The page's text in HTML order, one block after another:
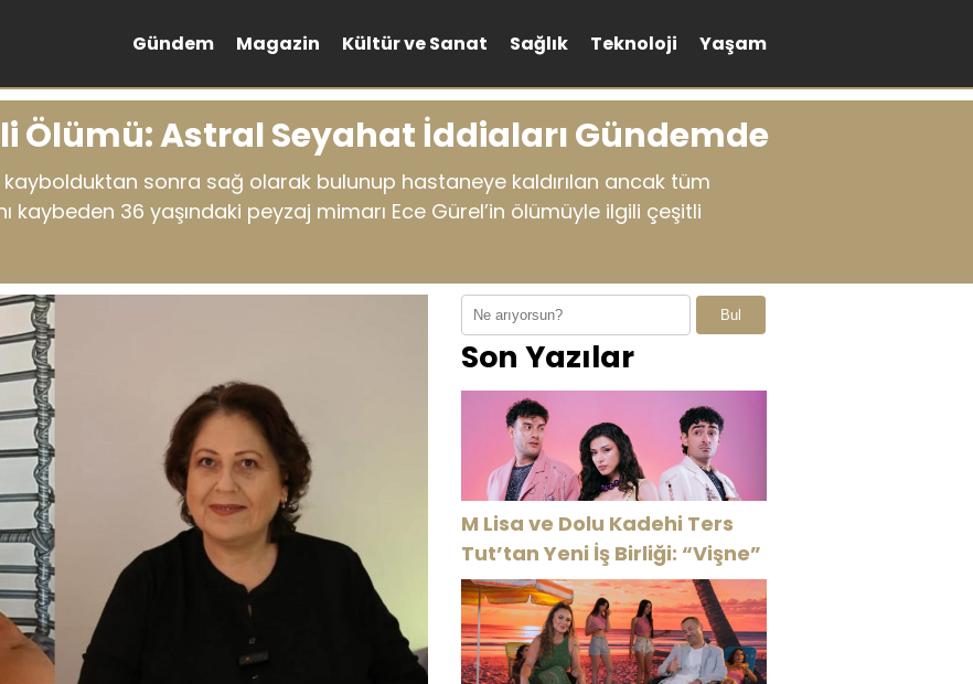
Gündem Magazin Kültür ve Sanat Sağlık Teknoloji Yaşam
Ölümü: Astral Seyahat İddiaları Gündemde
kaybolduktan sonra sağ olarak bulunup hastaneye kaldırılan ancak tüm
kaybeden 36 yaşındaki peyzaj mimarı Ece Gürel’in ölümüyle ilgili çeşitli
Bul
Son Yazılar
M Lisa ve Dolu Kadehi Ters
Tut’tan Yeni İş Birliği: “Vişne”